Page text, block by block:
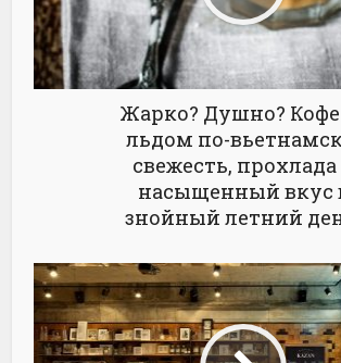
Жарко? Душно? Кофе
льдом по-
свежесть, прохлада
насыщенный вкус
знойный летний